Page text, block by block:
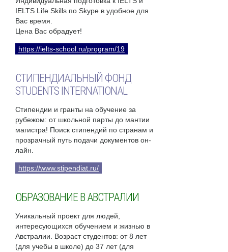
IELTS Life Skills по Skype в удобное для
Вас время.
Цена Вас обрадует!
https://ielts-school.ru/program/19
СТИПЕНДИАЛЬНЫЙ ФОНД
STUDENTS INTERNATIONAL
Стипендии и гранты на обучение за
рубежом: от школьной парты до мантии
магистра! Поиск стипендий по странам и
прозрачный путь подачи документов он-
лайн.
https://www.stipendiat.ru/
ОБРАЗОВАНИЕ В АВСТРАЛИИ
Уникальный проект для людей,
интересующихся обучением и жизнью в
Австралии. Возраст студентов: от 8 лет
(для учебы в школе) до 37 лет (для